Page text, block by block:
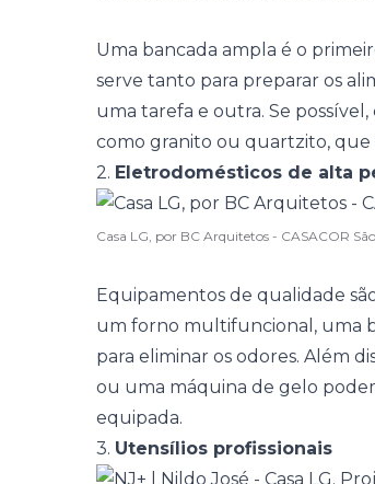
Uma bancada ampla é o
serve tanto para preparar os
uma tarefa e outra. Se
como granito ou quartzito,
2. Eletrodomésticos de alta
Casa LG, por BC Arquitetos - CASACOR
Equipamentos de qualidade
um forno multifuncional, uma
para eliminar os odores. Além
ou uma máquina de gelo
equipada.
3. Utensílios profissionais